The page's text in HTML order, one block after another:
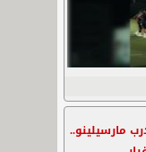
مارسيلينو..